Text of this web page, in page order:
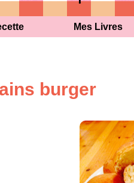
Mes Livres
burger